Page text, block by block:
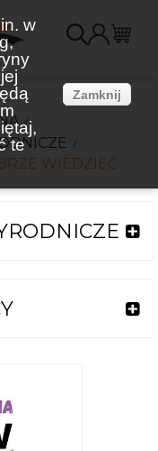
w
te
Zamknij
WIEDZIEĆ